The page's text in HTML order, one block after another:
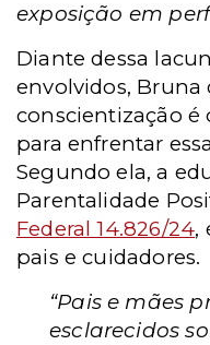
exposição em
Diante dessa
envolvidos, Bruna
conscientização é
para enfrentar
Segundo ela, a
Parentalidade
Federal 14.826/24,
pais e cuidadores.
“Pais e mães
esclarecidos